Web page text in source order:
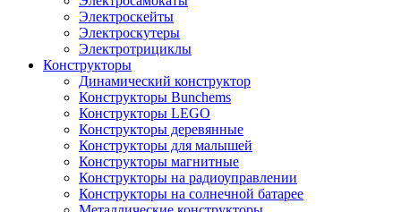
Электроскейты
Электроскутеры
Электротрициклы
Конструкторы
Динамический конструктор
Конструкторы Bunchems
Конструкторы LEGO
Конструкторы деревянные
Конструкторы для малышей
Конструкторы магнитные
Конструкторы на радиоуправлении
Конструкторы на солнечной батарее